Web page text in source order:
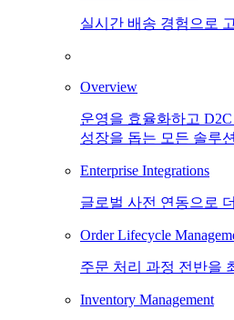
실시간 배송 경험으로
Overview
운영을 효율화하고
성장을 돕는 모든 솔루
Enterprise Integrations
글로벌 사전 연동으로
Order Lifecycle
주문 처리 과정 전반을
Inventory Management